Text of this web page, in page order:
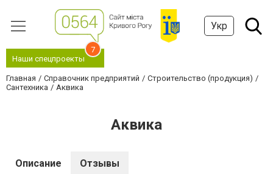
Укр
Наши спецпроекты
7
Главная Справочник предприятий
Строительство (продукция)
Сантехника
Аквика
Аквика
Описание Отзывы